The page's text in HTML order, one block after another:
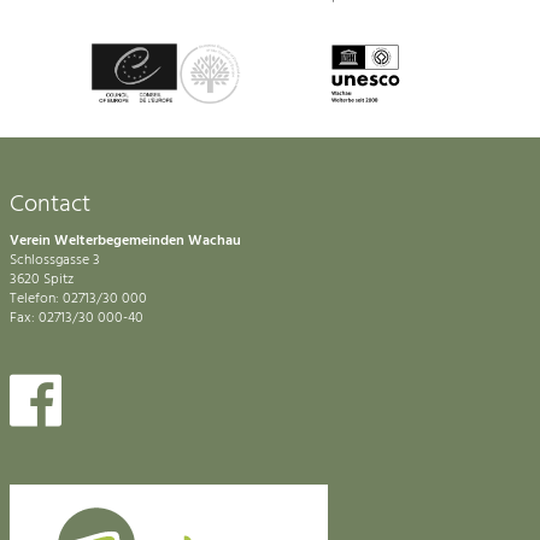
Contact
Verein Welterbegemeinden Wachau
Schlossgasse 3
3620 Spitz
Telefon: 02713/30 000
Fax: 02713/30 000-40